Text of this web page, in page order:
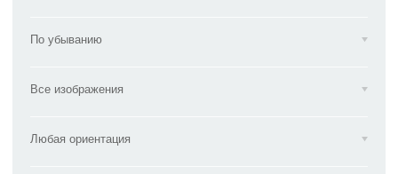
По убыванию
Все изображения
Любая ориентация